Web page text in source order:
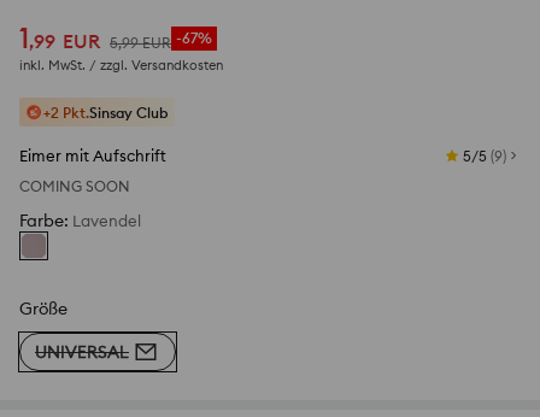
1,99 EUR 5,99 EUR -67%
inkl. MwSt. / zzgl. Versandkosten
+2 Pkt.Sinsay Club
Eimer mit Aufschrift 5/5 (9)
COMING SOON
Farbe: Lavendel
Größe
UNIVERSAL